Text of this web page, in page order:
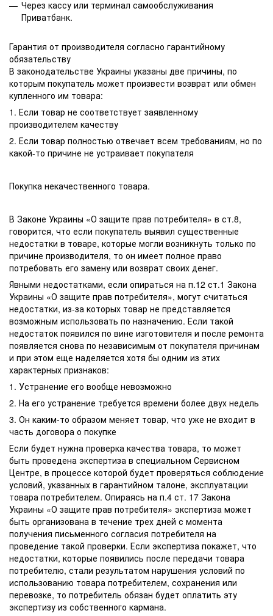
Через кассу или терминал самообслуживания
Приватбанк.
Гарантия от производителя согласно гарантийному
обязательству
В законодательстве Украины указаны две причины, по
которым покупатель может произвести возврат или обмен
купленного им товара:
1. Если товар не соответствует заявленному
производителем качеству
2. Если товар полностью отвечает всем требованиям, но по
какой-то причине не устраивает покупателя
Покупка некачественного товара.
В Законе Украины «О защите прав потребителя» в ст.8,
говорится, что если покупатель выявил существенные
недостатки в товаре, которые могли возникнуть только по
причине производителя, то он имеет полное право
потребовать его замену или возврат своих денег.
Явными недостатками, если опираться на п.12 ст.1 Закона
Украины «О защите прав потребителя», могут считаться
недостатки, из-за которых товар не представляется
возможным использовать по назначению. Если такой
недостаток появился по вине изготовителя и после ремонта
появляется снова по независимым от покупателя причинам
и при этом еще наделяется хотя бы одним из этих
характерных признаков:
1. Устранение его вообще невозможно
2. На его устранение требуется времени более двух недель
3. Он каким-то образом меняет товар, что уже не входит в
часть договора о покупке
Если будет нужна проверка качества товара, то может
быть проведена экспертиза в специальном Сервисном
Центре, в процессе которой будет проверяться соблюдение
условий, указанных в гарантийном талоне, эксплуатации
товара потребителем. Опираясь на п.4 ст. 17 Закона
Украины «О защите прав потребителя» экспертиза может
быть организована в течение трех дней с момента
получения письменного согласия потребителя на
проведение такой проверки. Если экспертиза покажет, что
недостатки, которые появились после передачи товара
потребителю, стали результатом нарушения условий по
использованию товара потребителем, сохранения или
перевозке, то потребитель обязан будет оплатить эту
экспертизу из собственного кармана.